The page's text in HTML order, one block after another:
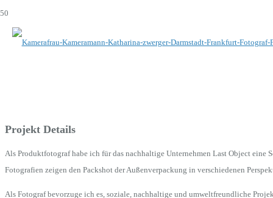
Projekt Details
Als Produktfotograf habe ich für das nachhaltige Unternehmen Last Object eine
Fotografien zeigen den Packshot der Außenverpackung in verschiedenen
Als Fotograf bevorzuge ich es, soziale, nachhaltige und umweltfreundliche